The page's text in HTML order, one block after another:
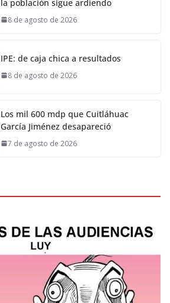
la población sigue ardiendo
8 de agosto de 2026
IPE: de caja chica a resultados
8 de agosto de 2026
Los mil 600 mdp que Cuitláhuac
García Jiménez desapareció
7 de agosto de 2026